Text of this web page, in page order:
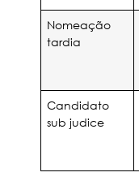
Nomeação
tardia
Candidato
sub judice